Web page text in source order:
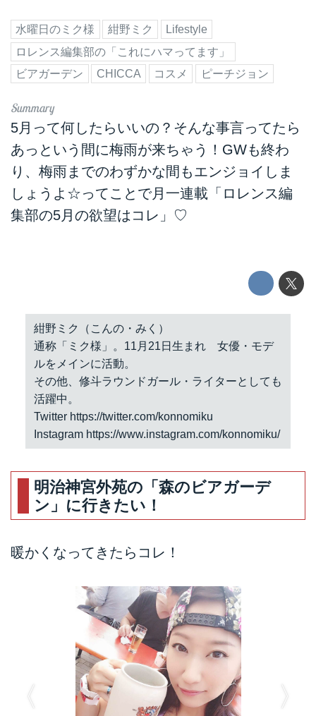
水曜日のミク様 紺野ミク
Lifestyle
ロレンス編集部の「これにハマってます」
ビアガーデン
CHICCA コスメ ピーチジョン
5月って何したらいいの？そんな事言ってたら
あっという間に梅雨が来ちゃう！GWも終わ
り、梅雨までのわずかな間もエンジョイしま
しょうよ☆ってことで月一連載「ロレンス編
集部の5月の欲望はコレ」♡
紺野ミク（こんの・みく）
通称「ミク様」。11月21日生まれ 女優・モデ
ルをメインに活動。
その他、修斗ラウンドガール・ライターとしても
活躍中。
Twitter https://twitter.com/konnomiku
Instagram https://www.instagram.com/konnomiku/
明治神宮外苑の「森のビアガーデ
ン」に行きたい！
暖かくなってきたらコレ！